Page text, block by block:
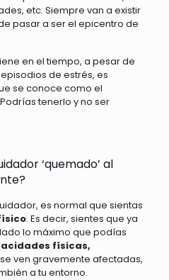
etc. Siempre van a existir
pasar a ser el epicentro de
en el tiempo, a pesar de
de estrés, es
se conoce como el
tenerlo y no ser
‘quemado’ al
es normal que sientas
. Es decir, sientes que ya
lo máximo que podías
físicas,
se ven gravemente afectadas,
a tu entorno.